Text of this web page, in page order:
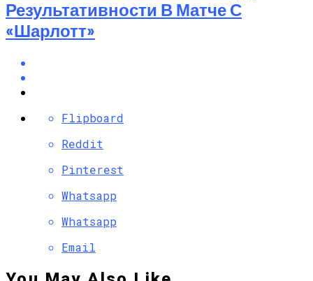
Результативности В Матче С
«Шарлотт»
Flipboard
Reddit
Pinterest
Whatsapp
Whatsapp
Email